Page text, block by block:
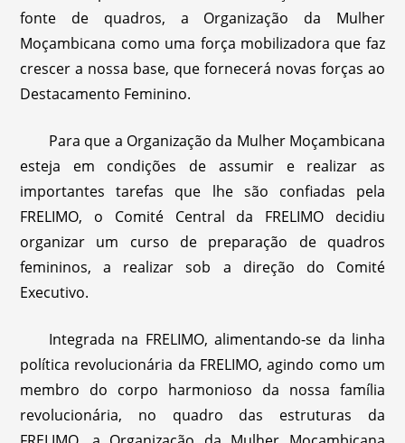
fonte de quadros, a Organização da Mulher
Moçambicana como uma força mobilizadora que faz
crescer a nossa base, que fornecerá novas forças ao
Destacamento Feminino.
Para que a Organização da Mulher Moçambicana
esteja em condições de assumir e realizar as
importantes tarefas que lhe são confiadas pela
FRELIMO, o Comité Central da FRELIMO decidiu
organizar um curso de preparação de quadros
femininos, a realizar sob a direção do Comité
Executivo.
Integrada na FRELIMO, alimentando-se da linha
política revolucionária da FRELIMO, agindo como um
membro do corpo harmonioso da nossa família
revolucionária, no quadro das estruturas da